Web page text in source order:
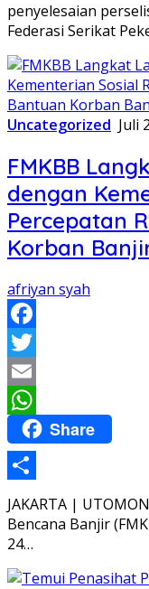
penyelesaian
Federasi Serikat
Uncategorized Juli
FMKBB
dengan
Percepatan
Korban
afriyan syah
Facebook
Twitter
Email
WhatsApp
Share
Share
JAKARTA |
Bencana Banjir
24…